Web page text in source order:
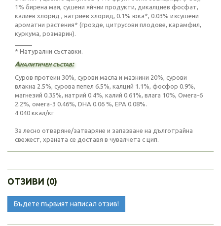
1% бирена мая, сушени яйчни продукти, дикалциев фосфат,
калиев хлорид , натриев хлорид, 0.1% юка*, 0.03% изсушени
ароматни растения* (грозде, цитрусови плодове, карамфил,
куркума, розмарин).
* Натурални съставки.
Аналитичен състав:
Суров протеин 30%, сурови масла и мазнини 20%, сурови
влакна 2.5%, сурова пепел 6.5%, калций 1.1%, фосфор 0.9%,
магнезий 0.35%, натрий 0.4%, калий 0.61%, влага 10%, Омега-6
2.2%, омега-3 0.46%, DHA 0.06 %, EPA 0.08%.
4 040 ккал/кг
За лесно отваряне/затваряне и запазване на дълготрайна
свежест, храната се доставя в чувалчета с цип.
ОТЗИВИ (0)
Бъдете първият написал отзив!